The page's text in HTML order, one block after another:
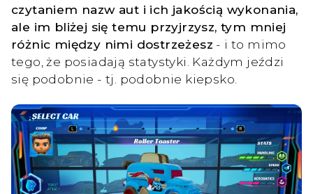
czytaniem nazw aut i ich jakością wykonania,
ale im bliżej się temu przyjrzysz, tym mniej
różnic między nimi dostrzeżesz - i to mimo
tego, że posiadają statystyki. Każdym jeździ
się podobnie - tj. podobnie kiepsko.